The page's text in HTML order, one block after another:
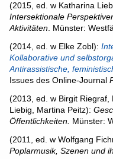
(2015, ed. w Katharina
Intersektionale
Aktivitäten . Münster:
(2014, ed. w Elke Zobl):
Kollaborative und
Antirassistische,
Issues des Online-Journal
(2013, ​ed. w Birgit Riegraf,
Liebig, Martina Peitz):
Öffentlichkeiten. Münster:
(2011, ed. w Wolfgang
Poplarmusik, Szenen und